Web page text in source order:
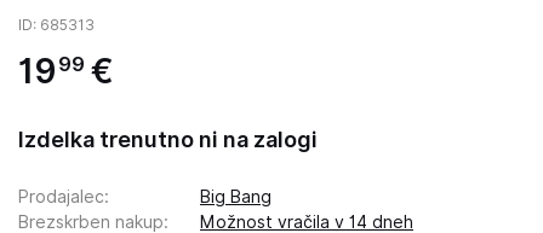
ID: 685313
19 99 €
Izdelka trenutno ni na zalogi
Prodajalec:
Big Bang
Brezskrben nakup: Možnost vračila v 14 dneh